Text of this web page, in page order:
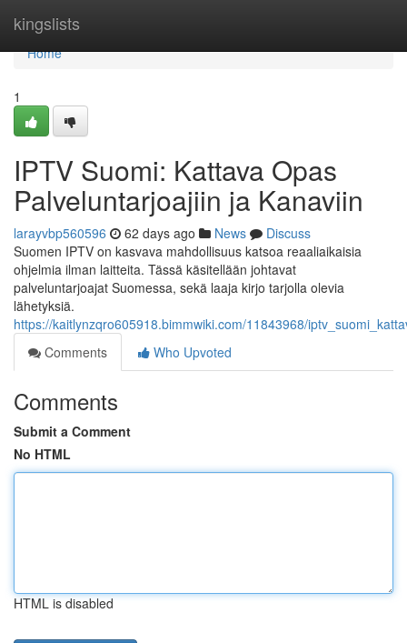
kingslists
Home
Home
1
IPTV Suomi: Kattava Opas
Palveluntarjoajiin ja Kanaviin
larayvbp560596 62 days ago News
Discuss
Suomen IPTV on kasvava mahdollisuus katsoa reaaliaikaisia
ohjelmia ilman laitteita. Tässä käsitellään johtavat
palveluntarjoajat Suomessa, sekä laaja kirjo tarjolla olevia
lähetyksiä.
https://kaitlynzqro605918.bimmwiki.com/11843968/
Comments
Who Upvoted
Comments
Submit a Comment
No HTML
HTML is disabled